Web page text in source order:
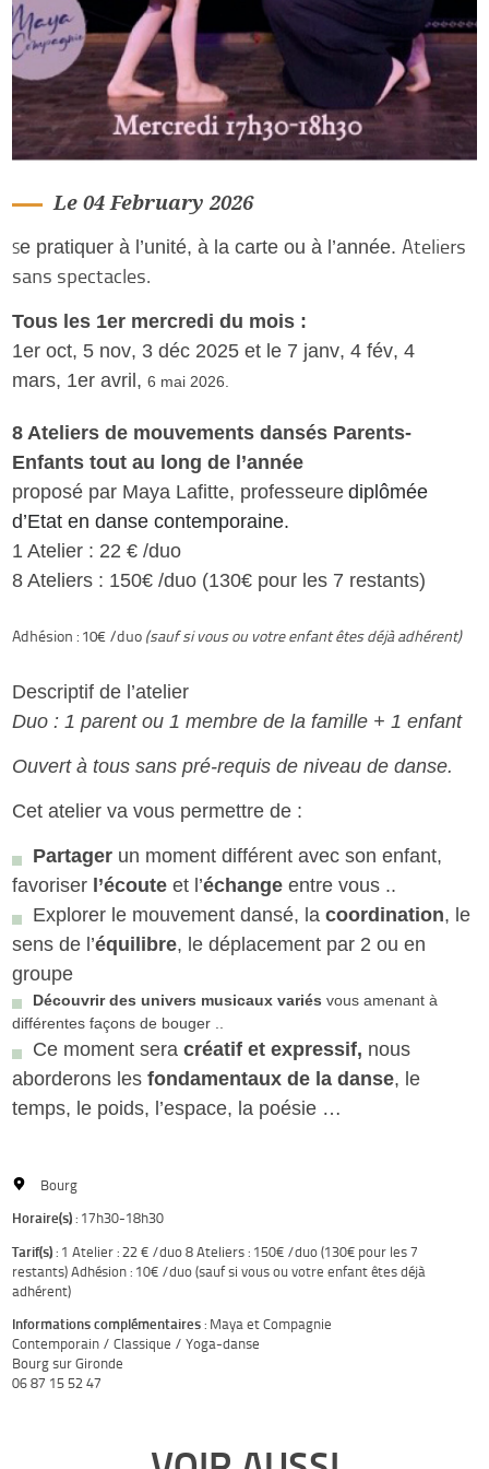
Le 04 February 2026
Se pratiquer à l’unité, à la carte ou à l’année.Ateliers
sans spectacles.
Tous les 1er mercredi du mois :
1er oct, 5 nov, 3 déc 2025 et le 7 janv,4 fév,4
mars, 1er avril ,6 mai 2026
8 Ateliers de mouvements dansés Parents-
Enfants tout au long de l’année
proposé par Maya Lafitte, professeure diplômée
d’Etat en danse contemporaine.
1 Atelier : 22 € /duo
8 Ateliers : 150€ /duo (130€ pour les 7 restants)
Adhésion : 10€ /duo (sauf si vous ou votre enfant êtes déjà adhérent)
Descriptif de l’atelier
Duo : 1 parent ou 1 membre de la famille + 1 enfant
Ouvert à tous sans pré-requis de niveau de danse.
Cet atelier va vous permettre de :
Partagerun moment différent avec son enfant,
favoriser l’écoute et l’échange entre vous ..
Explorer le mouvement dansé, la coordination, le
sens de l’équilibre, le déplacement par 2 ou en
groupe
Découvrir des univers musicaux variés vous amenant à
différentes façons de bouger ..
Ce moment seracréatif et expressif, nous
aborderons lesfondamentaux de la danse, le
temps, le poids, l’espace, la poésie …
Bourg
Horaire(s) : 17h30-18h30
Tarif(s) : 1 Atelier : 22 € /duo 8 Ateliers : 150€ /duo (130€ pour les 7
restants) Adhésion : 10€ /duo (sauf si vous ou votre enfant êtes déjà
adhérent)
Informations complémentaires : Maya et Compagnie
Contemporain / Classique / Yoga-danse
Bourg sur Gironde
06 87 15 52 47